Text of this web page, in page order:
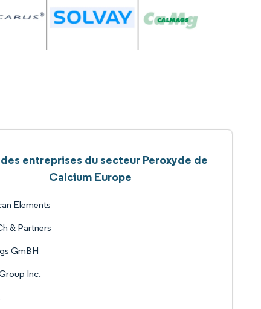
entreprises du secteur Peroxyde de
Calcium Europe
Elements
& Partners
GmBH
Inc.